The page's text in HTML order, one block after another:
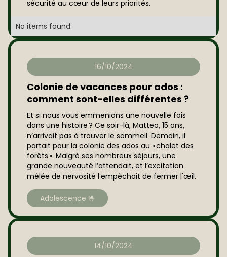
sécurité au cœur de leurs priorités.
No items found.
16/10/2024
Colonie de vacances pour ados :
comment sont-elles différentes ?
Et si nous vous emmenions une nouvelle fois
dans une histoire ? Ce soir-là, Matteo, 15 ans,
n’arrivait pas à trouver le sommeil. Demain, il
partait pour la colonie des ados au « chalet des
forêts ». Malgré ses nombreux séjours, une
grande nouveauté l’attendait, et l’excitation
mêlée de nervosité l’empêchait de fermer l'œil.
Adolescence 🤟
14/10/2024